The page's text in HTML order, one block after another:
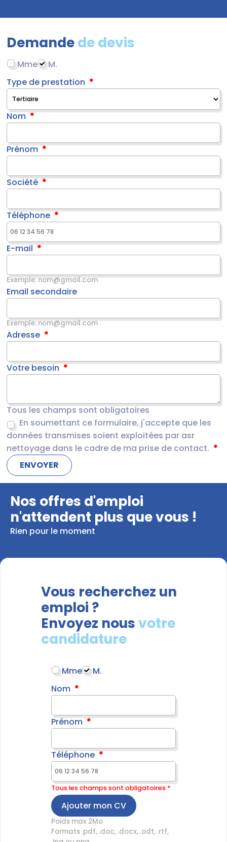
Demandede devis
Mme
M.
Type de prestation
Nom
Prénom
Société
Téléphone
E-mail
Exemple: nom@gmail.com
Email secondaire
Exemple: nom@gmail.com
Adresse
Votre besoin
Tous les champs sont obligatoires
En soumettant ce formulaire, j'accepte que les
données transmises soient exploitées par asr
nettoyage dans le cadre de ma prise de contact.
Nos offres d'emploi
n'attendent plus que vous !
Rien pour le moment
Vous recherchez un
emploi ?
Envoyez nousvotre
candidature
Mme
M.
Nom
Prénom
Téléphone
Tous les champs sont obligatoires *
Ajouter mon CV
Poids max 2Mo
Formats .pdf, .doc, .docx, .odt, .rtf,